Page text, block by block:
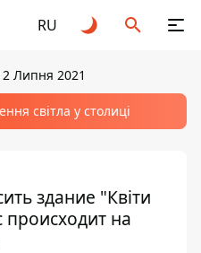
RU
Липня 2021
світла у столиці
здание "Квіти
происходит на